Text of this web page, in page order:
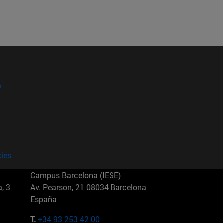
3
Campus Barcelona (IESE)
Av. Pearson, 21 08034 Barcelona
España
T.+34 93 253 42 00